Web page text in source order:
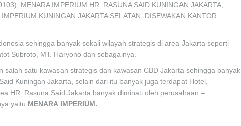
MENARA IMPERIUM HR. RASUNA SAID KUNINGAN JAKARTA,
KUNINGAN JAKARTA SELATAN, DISEWAKAN KANTOR
sehingga banyak sekali wilayah strategis di area Jakarta seperti
Subroto, MT. Haryono dan sebagainya.
satu kawasan strategis dan kawasan CBD Jakarta sehingga banyak
Kuningan Jakarta, selain dari itu banyak juga terdapat Hotel,
HR. Rasuna Said Jakarta banyak diminati oleh perusahaan –
yaitu MENARA IMPERIUM.